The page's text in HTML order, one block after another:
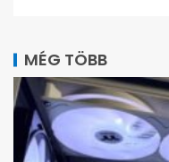
MÉG TÖBB